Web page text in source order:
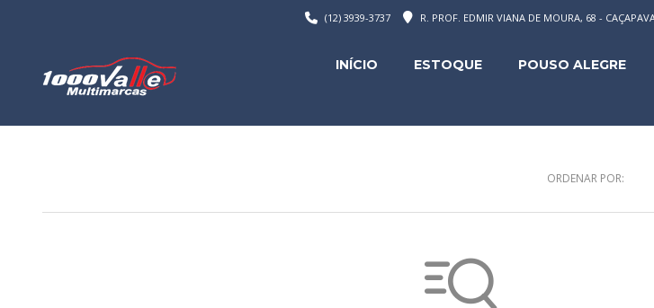
R. PROF. EDMIR VIANA DE MOURA, 68 -
(12) 3939-3737
INÍCIO ESTOQUE POUSO ALEGRE
ORDENAR POR: